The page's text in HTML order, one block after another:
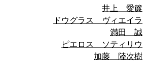
井上 愛簾
ドウグラス ヴィエイラ
満田 誠
ピエロス ソティリウ
加藤 陸次樹